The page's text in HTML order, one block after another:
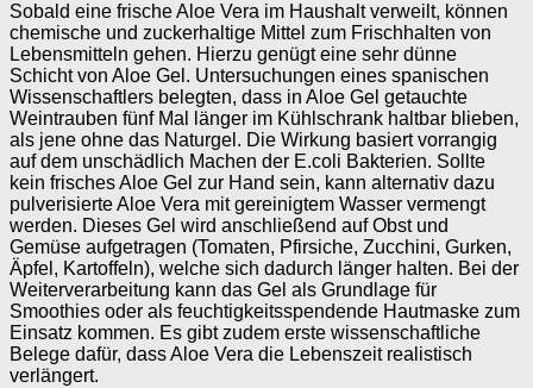
Sobald eine frische Aloe Vera im Haushalt verweilt, können
chemische und zuckerhaltige Mittel zum Frischhalten von
Lebensmitteln gehen. Hierzu genügt eine sehr dünne
Schicht von Aloe Gel. Untersuchungen eines spanischen
Wissenschaftlers belegten, dass in Aloe Gel getauchte
Weintrauben fünf Mal länger im Kühlschrank haltbar blieben,
als jene ohne das Naturgel. Die Wirkung basiert vorrangig
auf dem unschädlich Machen der E.coli Bakterien. Sollte
kein frisches Aloe Gel zur Hand sein, kann alternativ dazu
pulverisierte Aloe Vera mit gereinigtem Wasser vermengt
werden. Dieses Gel wird anschließend auf Obst und
Gemüse aufgetragen (Tomaten, Pfirsiche, Zucchini, Gurken,
Äpfel, Kartoffeln), welche sich dadurch länger halten. Bei der
Weiterverarbeitung kann das Gel als Grundlage für
Smoothies oder als feuchtigkeitsspendende Hautmaske zum
Einsatz kommen. Es gibt zudem erste wissenschaftliche
Belege dafür, dass Aloe Vera die Lebenszeit realistisch
verlängert.